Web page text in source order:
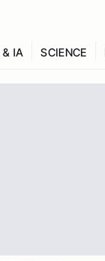
& IA SCIENCE